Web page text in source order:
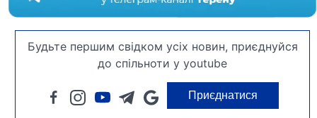
Будьте першим свідком усіх новин, приєднуйся
до спільноти у youtube
Приєднатися